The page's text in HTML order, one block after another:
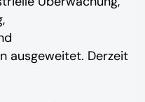
ausgeweitet. Derzeit